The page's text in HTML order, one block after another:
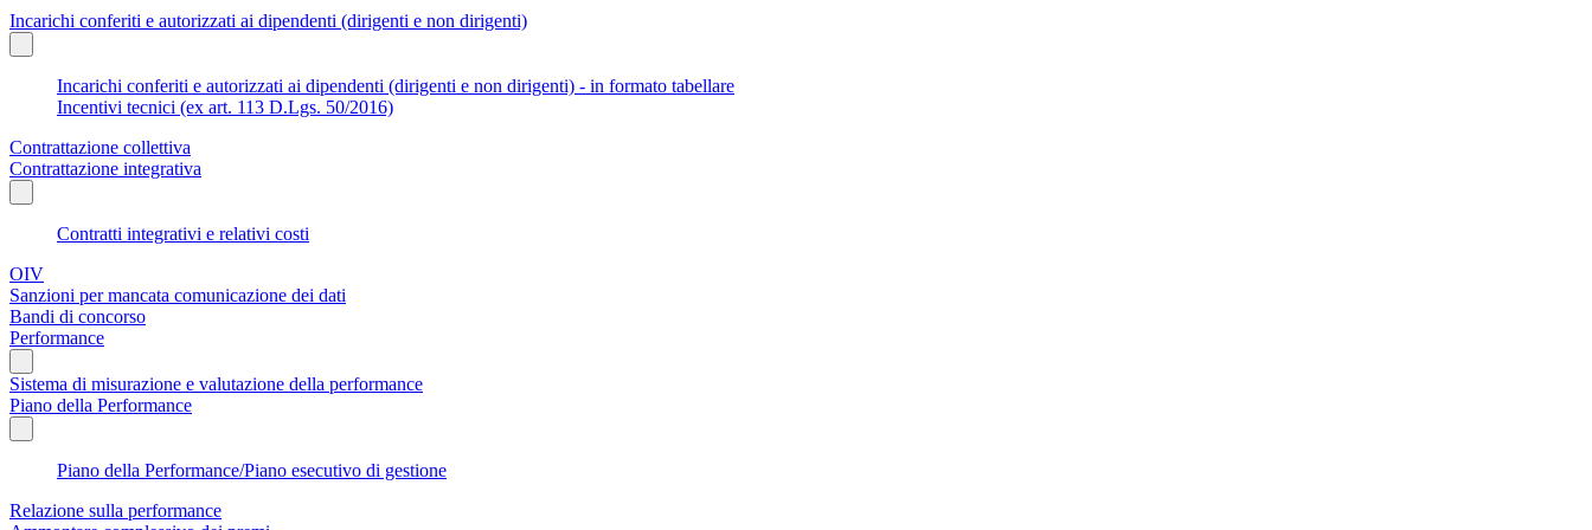
Incarichi conferiti e autorizzati ai dipendenti (dirigenti e non dirigenti)
Incarichi conferiti e autorizzati ai dipendenti (dirigenti e non dirigenti) - in formato tabellare
Incentivi tecnici (ex art. 113 D.Lgs. 50/2016)
Contrattazione collettiva
Contrattazione integrativa
Contratti integrativi e relativi costi
OIV
Sanzioni per mancata comunicazione dei dati
Bandi di concorso
Performance
Sistema di misurazione e valutazione della performance
Piano della Performance
Piano della Performance/Piano esecutivo di gestione
Relazione sulla performance